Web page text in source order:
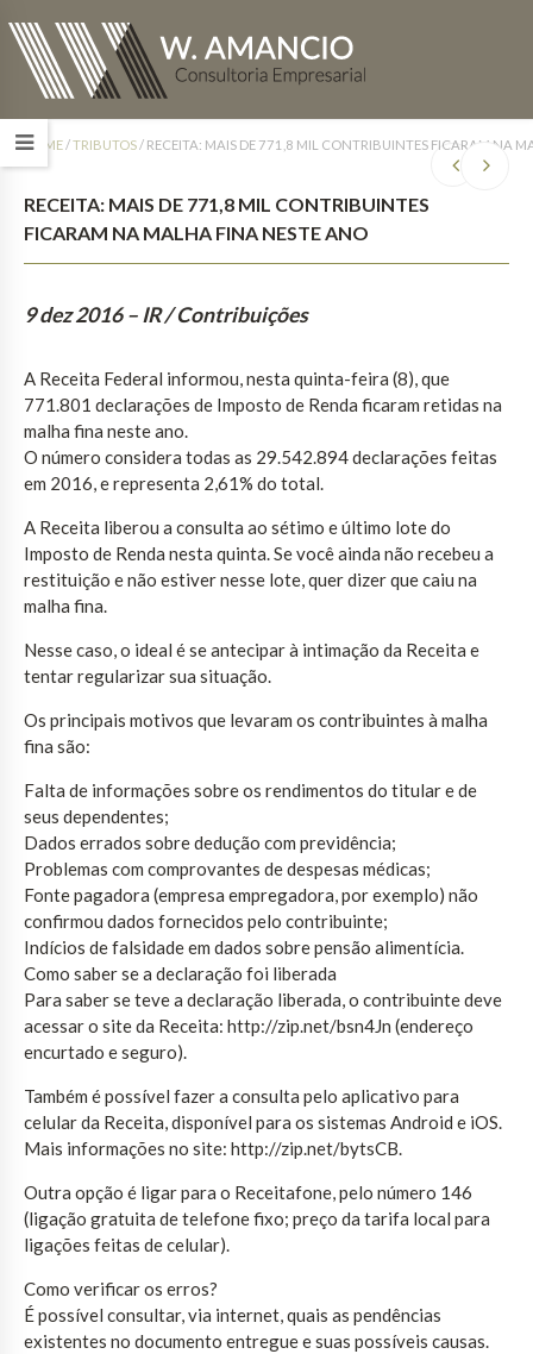
HOME/TRIBUTOS/ RECEITA: MAIS DE 771,8 MIL CONTRIBUINTES FICARAM NA
RECEITA: MAIS DE 771,8 MIL CONTRIBUINTES
FICARAM NA MALHA FINA NESTE ANO
9 dez 2016 – IR / Contribuições
A Receita Federal informou, nesta quinta-feira (8), que
771.801 declarações de Imposto de Renda ficaram retidas na
malha fina neste ano.
O número considera todas as 29.542.894 declarações feitas
em 2016, e representa 2,61% do total.
A Receita liberou a consulta ao sétimo e último lote do
Imposto de Renda nesta quinta. Se você ainda não recebeu a
restituição e não estiver nesse lote, quer dizer que caiu na
malha fina.
Nesse caso, o ideal é se antecipar à intimação da Receita e
tentar regularizar sua situação.
Os principais motivos que levaram os contribuintes à malha
fina são:
Falta de informações sobre os rendimentos do titular e de
seus dependentes;
Dados errados sobre dedução com previdência;
Problemas com comprovantes de despesas médicas;
Fonte pagadora (empresa empregadora, por exemplo) não
confirmou dados fornecidos pelo contribuinte;
Indícios de falsidade em dados sobre pensão alimentícia.
Como saber se a declaração foi liberada
Para saber se teve a declaração liberada, o contribuinte deve
acessar o site da Receita: http://zip.net/bsn4Jn (endereço
encurtado e seguro).
Também é possível fazer a consulta pelo aplicativo para
celular da Receita, disponível para os sistemas Android e iOS.
Mais informações no site: http://zip.net/bytsCB.
Outra opção é ligar para o Receitafone, pelo número 146
(ligação gratuita de telefone fixo; preço da tarifa local para
ligações feitas de celular).
Como verificar os erros?
É possível consultar, via internet, quais as pendências
existentes no documento entregue e suas possíveis causas.